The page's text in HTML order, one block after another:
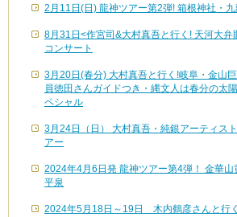
2月11日(日) 龍神ツアー第2弾! 箱根神社・
8月31日<作宮司&大村真吾と行く! 天河大弁
コンサート
3月20日(春分) 大村真吾と行く!岐阜・金山
員徳田さんガイドつき・縄文人は春分の太
ペシャル
3月24日（日） 大村真吾・純銀アーティス
アー
2024年4月6日発 龍神ツアー第4弾！ 金華山
平泉
2024年5月18日～19日 木内鶴彦さんと行